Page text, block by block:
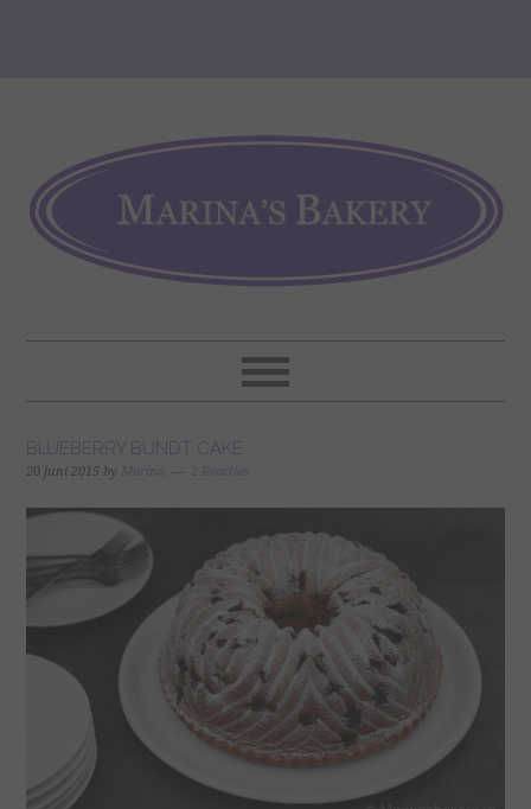
BLUEBERRY BUNDT CAKE
20 juni 2015 by Marina 2 Reacties